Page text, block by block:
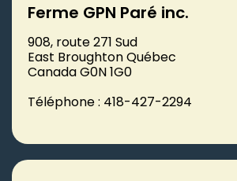
Ferme GPN Paré inc.
908, route 271 Sud
East Broughton Québec
Canada G0N 1G0
Téléphone : 418-427-2294